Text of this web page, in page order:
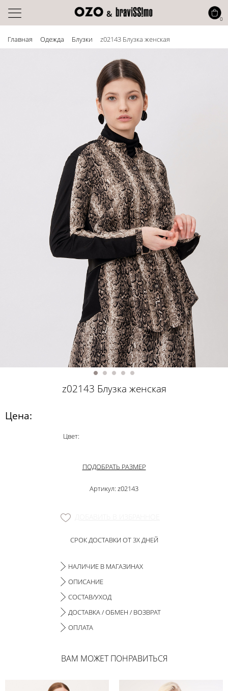
Главная Одежда Блузки z02143 Блузка женская
z02143 Блузка женская
Цена:
Цвет:
ПОДОБРАТЬ РАЗМЕР
Артикул: z02143
СРОК ДОСТАВКИ ОТ 3Х ДНЕЙ
НАЛИЧИЕ В МАГАЗИНАХ
ОПИСАНИЕ
СОСТАВ/УХОД
ДОСТАВКА / ОБМЕН / ВОЗВРАТ
ОПЛАТА
ВАМ МОЖЕТ ПОНРАВИТЬСЯ
0